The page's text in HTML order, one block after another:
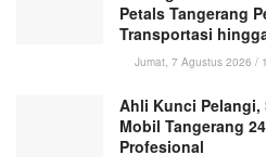
Petals Tangerang
Transportasi
Jumat, 7 Agustus 2026 /
Ahli Kunci
Mobil Tangerang
Profesional